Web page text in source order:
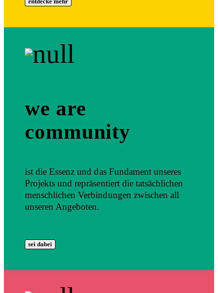
we are
community
ist die Essenz und das Fundament unseres
Projekts und repräsentiert die tatsächlichen
menschlichen Verbindungen zwischen all
unseren Angeboten.
sei dabei